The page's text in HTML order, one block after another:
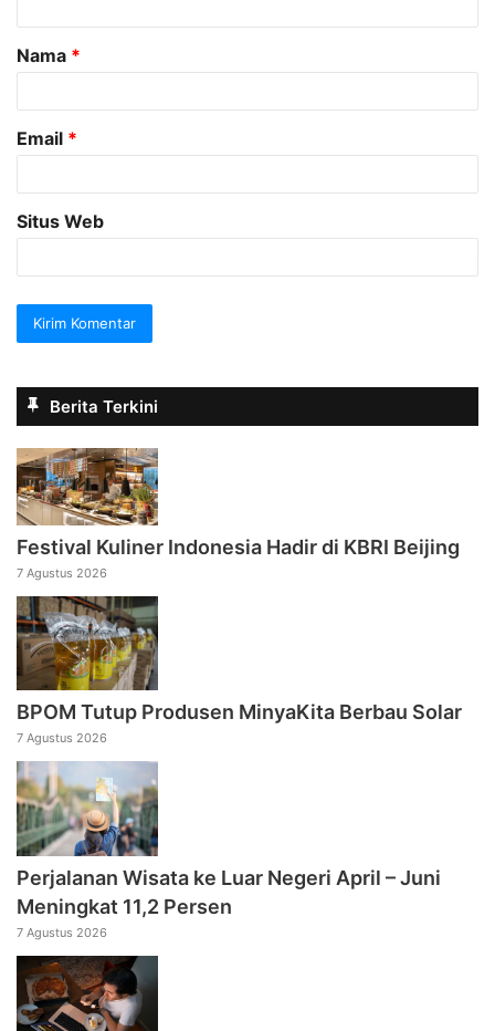
a
r
Nama *
Email *
Situs Web
Berita Terkini
Festival Kuliner Indonesia Hadir di KBRI Beijing
7 Agustus 2026
BPOM Tutup Produsen MinyaKita Berbau Solar
7 Agustus 2026
Perjalanan Wisata ke Luar Negeri April – Juni
Meningkat 11,2 Persen
7 Agustus 2026